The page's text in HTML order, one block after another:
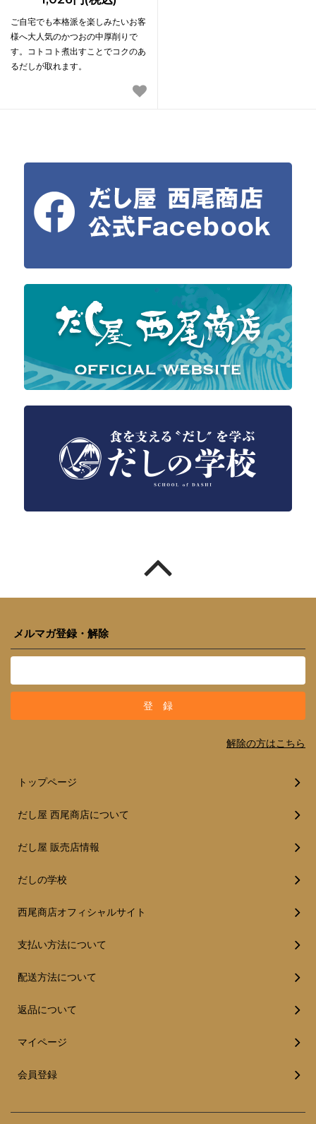
ご自宅でも本格派を楽しみたいお客
様へ大人気のかつおの中厚削りで
す。コトコト煮出すことでコクのあ
るだしが取れます。
メルマガ登録・解除
解除の方はこちら
トップページ
だし屋 西尾商店について
だし屋 販売店情報
だしの学校
西尾商店オフィシャルサイト
支払い方法について
配送方法について
返品について
マイページ
会員登録